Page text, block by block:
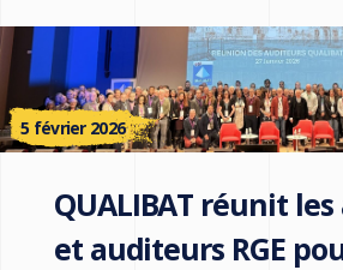
5 février 2026
QUALIBAT réunit
et auditeurs RGE